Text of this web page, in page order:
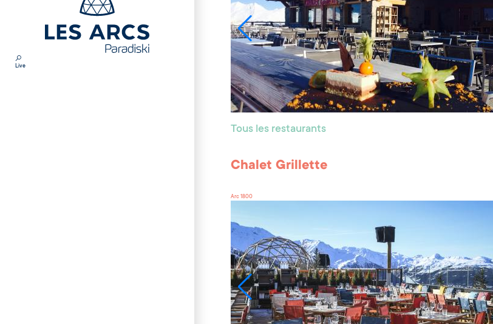
Live
Tous les restaurants
Chalet Grillette
Arc 1800